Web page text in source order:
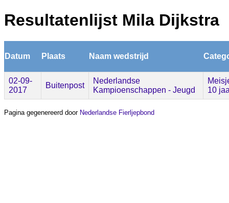
Resultatenlijst Mila Dijkstra
Datum Plaats Naam wedstrijd
02-09-
2017
Buitenpost
Nederlandse
Kampioenschappen - Jeugd
10
Pagina gegenereerd door Nederlandse Fierljepbond